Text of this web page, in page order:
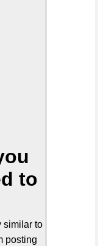
to
similar to
posting